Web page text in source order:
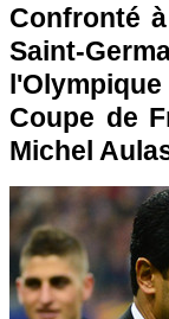
Confronté
Saint-
Coupe de
Michel